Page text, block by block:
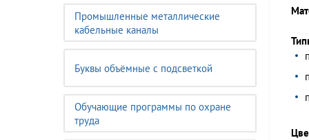
Промышленные металлические
кабельные каналы
Буквы объёмные с подсветкой
Обучающие программы по охране
труда